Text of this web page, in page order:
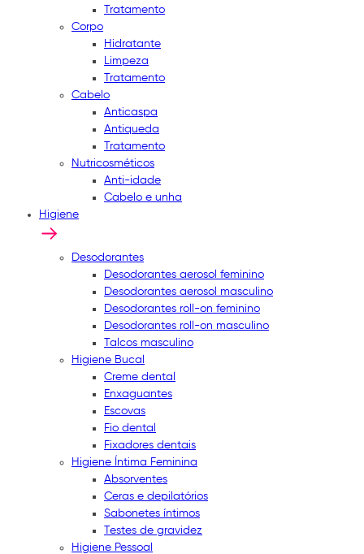
Tratamento
Corpo
Hidratante
Limpeza
Tratamento
Cabelo
Anticaspa
Antiqueda
Tratamento
Nutricosméticos
Anti-idade
Cabelo e unha
Higiene
Desodorantes
Desodorantes aerosol feminino
Desodorantes aerosol masculino
Desodorantes roll-on feminino
Desodorantes roll-on masculino
Talcos masculino
Higiene Bucal
Creme dental
Enxaguantes
Escovas
Fio dental
Fixadores dentais
Higiene Íntima Feminina
Absorventes
Ceras e depilatórios
Sabonetes íntimos
Testes de gravidez
Higiene Pessoal